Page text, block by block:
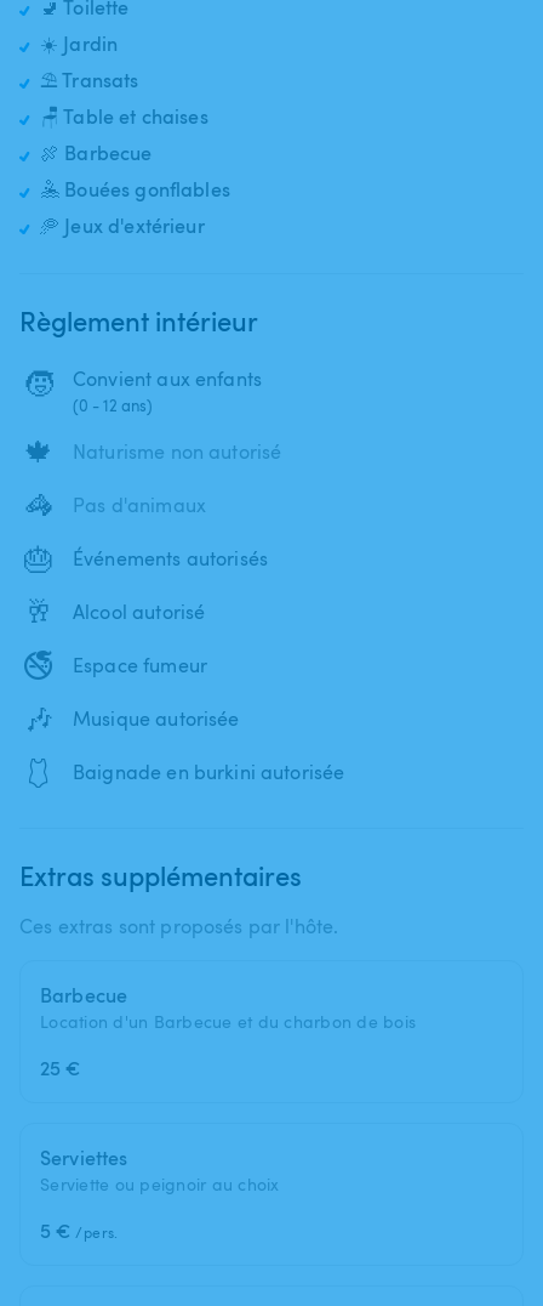
🚽 Toilette
☀️ Jardin
⛱️ Transats
🪑 Table et chaises
🍖 Barbecue
🤽 Bouées gonflables
🥏 Jeux d'extérieur
Règlement intérieur
🧒 Convient aux enfants
(0 - 12 ans)
🍁 Naturisme non autorisé
🦓 Pas d'animaux
🎂 Événements autorisés
🥂 Alcool autorisé
🚭 Espace fumeur
🎶 Musique autorisée
🩱 Baignade en burkini autorisée
Extras supplémentaires
Ces extras sont proposés par l'hôte.
Barbecue
Location d'un Barbecue et du charbon de bois
25 €
Serviettes
Serviette ou peignoir au choix
5 € /pers.